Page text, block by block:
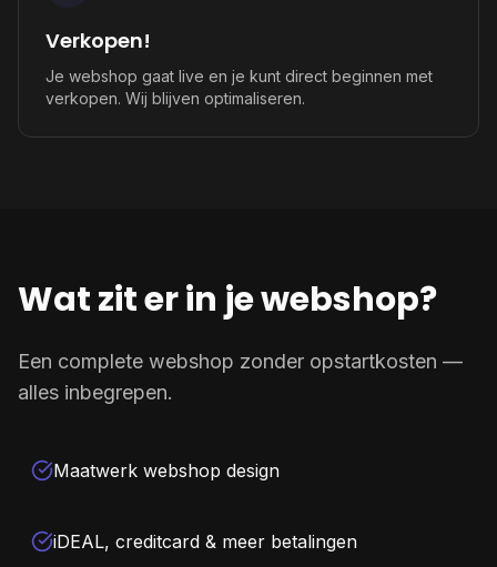
Verkopen!
Je webshop gaat live en je kunt direct beginnen met
verkopen. Wij blijven optimaliseren.
Wat zit er in je webshop?
Een complete webshop zonder opstartkosten —
alles inbegrepen.
Maatwerk webshop design
iDEAL, creditcard & meer betalingen